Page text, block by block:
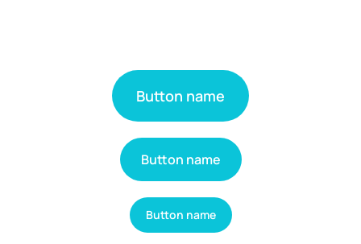
Button name
Button name
Button name